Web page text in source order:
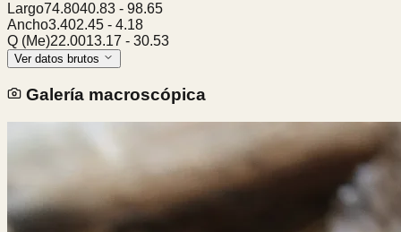
Largo74.8040.83 - 98.65
Ancho3.402.45 - 4.18
Q (Me)22.0013.17 - 30.53
Ver datos brutos
Galería macroscópica